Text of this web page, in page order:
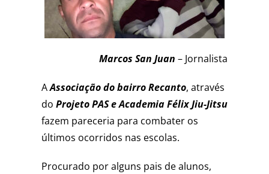
Marcos San Juan– Jornalista
AAssociação do bairro Recanto, através
do Projeto PAS e Academia Félix Jiu-Jitsu
fazem pareceria para combater os
últimos ocorridos nas escolas.
Procurado por alguns pais de alunos,